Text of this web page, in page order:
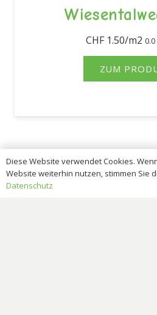
CHF1.50
ZUM
Diese Website verwendet Cookies.
Website weiterhin nutzen, stimmen Sie
Datenschutz